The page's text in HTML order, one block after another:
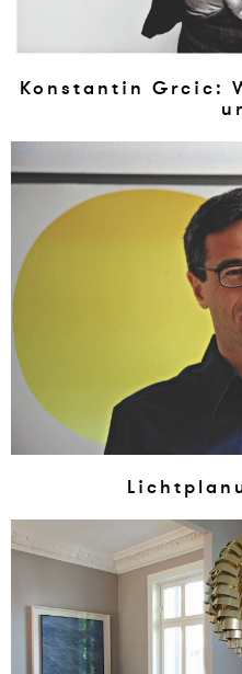
Kon­stan­tin Grcic: